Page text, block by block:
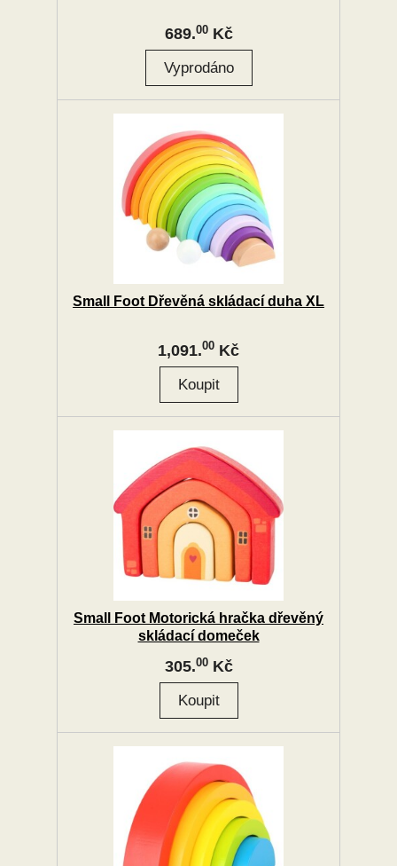
689.00Kč
Small Foot Dřevěná skládací duha XL
1,091.00 Kč
Small Foot Motorická hračka dřevěný
skládací domeček
305.00Kč